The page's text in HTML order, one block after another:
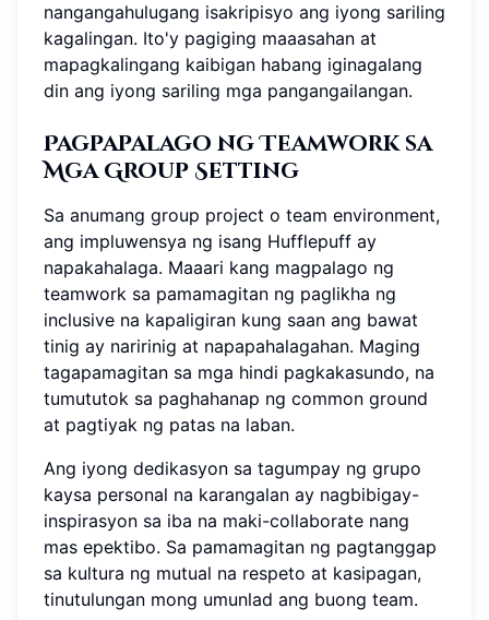
nangangahulugang isakripisyo ang iyong sariling
kagalingan. Ito'y pagiging maaasahan at
mapagkalingang kaibigan habang iginagalang
din ang iyong sariling mga pangangailangan.
Pagpapalago ng Teamwork sa
Mga Group Setting
Sa anumang group project o team environment,
ang impluwensya ng isang Hufflepuff ay
napakahalaga. Maaari kang magpalago ng
teamwork sa pamamagitan ng paglikha ng
inclusive na kapaligiran kung saan ang bawat
tinig ay naririnig at napapahalagahan. Maging
tagapamagitan sa mga hindi pagkakasundo, na
tumututok sa paghahanap ng common ground
at pagtiyak ng patas na laban.
Ang iyong dedikasyon sa tagumpay ng grupo
kaysa personal na karangalan ay nagbibigay-
inspirasyon sa iba na maki-collaborate nang
mas epektibo. Sa pamamagitan ng pagtanggap
sa kultura ng mutual na respeto at kasipagan,
tinutulungan mong umunlad ang buong team.